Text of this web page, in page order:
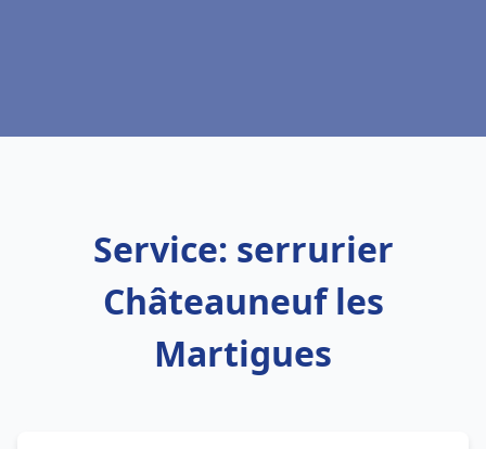
Service: serrurier
Châteauneuf les
Martigues